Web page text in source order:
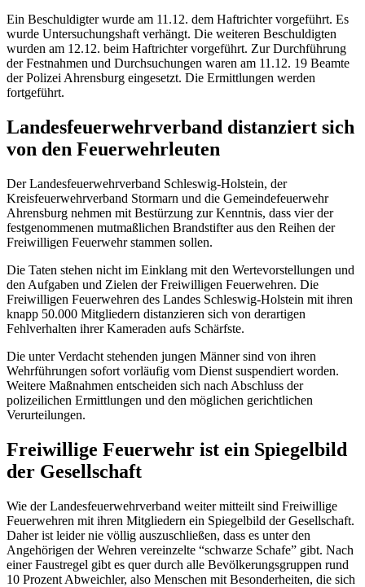
Ein Beschuldigter wurde am 11.12. dem Haftrichter vorgeführt. Es
wurde Untersuchungshaft verhängt. Die weiteren Beschuldigten
wurden am 12.12. beim Haftrichter vorgeführt. Zur Durchführung
der Festnahmen und Durchsuchungen waren am 11.12. 19 Beamte
der Polizei Ahrensburg eingesetzt. Die Ermittlungen werden
fortgeführt.
Landesfeuerwehrverband distanziert sich
von den Feuerwehrleuten
Der Landesfeuerwehrverband Schleswig-Holstein, der
Kreisfeuerwehrverband Stormarn und die Gemeindefeuerwehr
Ahrensburg nehmen mit Bestürzung zur Kenntnis, dass vier der
festgenommenen mutmaßlichen Brandstifter aus den Reihen der
Freiwilligen Feuerwehr stammen sollen.
Die Taten stehen nicht im Einklang mit den Wertevorstellungen und
den Aufgaben und Zielen der Freiwilligen Feuerwehren. Die
Freiwilligen Feuerwehren des Landes Schleswig-Holstein mit ihren
knapp 50.000 Mitgliedern distanzieren sich von derartigen
Fehlverhalten ihrer Kameraden aufs Schärfste.
Die unter Verdacht stehenden jungen Männer sind von ihren
Wehrführungen sofort vorläufig vom Dienst suspendiert worden.
Weitere Maßnahmen entscheiden sich nach Abschluss der
polizeilichen Ermittlungen und den möglichen gerichtlichen
Verurteilungen.
Freiwillige Feuerwehr ist ein Spiegelbild
der Gesellschaft
Wie der Landesfeuerwehrverband weiter mitteilt sind Freiwillige
Feuerwehren mit ihren Mitgliedern ein Spiegelbild der Gesellschaft.
Daher ist leider nie völlig auszuschließen, dass es unter den
Angehörigen der Wehren vereinzelte “schwarze Schafe” gibt. Nach
einer Faustregel gibt es quer durch alle Bevölkerungsgruppen rund
10 Prozent Abweichler, also Menschen mit Besonderheiten, die sich